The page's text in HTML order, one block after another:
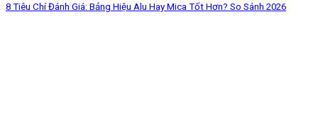
8 Tiêu Chí Đánh Giá: Bảng Hiệu Alu Hay Mica Tốt Hơn? So Sánh 2026